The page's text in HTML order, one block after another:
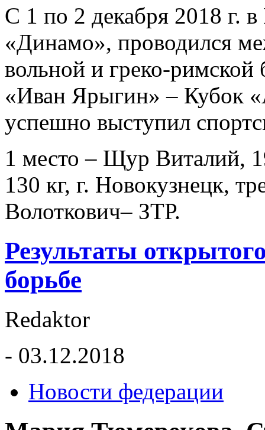
С 1 по 2 декабря 2018 г.
«Динамо», проводился
вольной и греко-
«Иван Ярыгин» – Кубок
успешно выступил
1 место – Щур Виталий,
130 кг, г. Новокузнецк,
Волоткович– ЗТР.
Результаты
борьбе
Redaktor
- 03.12.2018
Новости федерации